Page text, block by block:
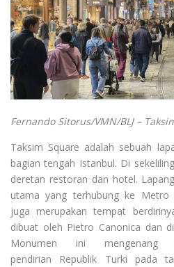
Fernando Sitorus/VMN/BLJ –
Taksim Square adalah sebuah
bagian tengah Istanbul. Di
deretan restoran dan hotel.
utama yang terhubung ke Metro
juga merupakan tempat
dibuat oleh Pietro Canonica dan
Monumen ini
pendirian Republik Turki pada